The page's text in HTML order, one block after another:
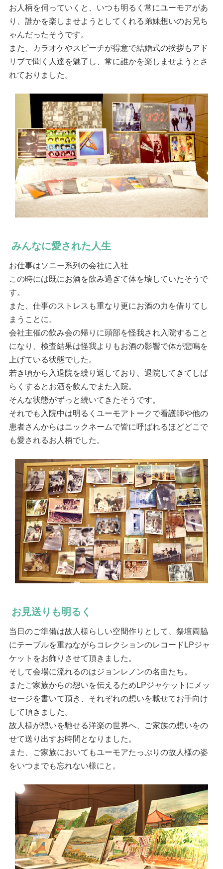
お人柄を伺っていくと、いつも明るく常にユーモアがあ
り、誰かを楽しませようとしてくれる弟妹想いのお兄ち
ゃんだったそうです。
また、カラオケやスピーチが得意で結婚式の挨拶もアド
リブで聞く人達を魅了し、常に誰かを楽しませようとさ
れておりました。
みんなに愛された人生
お仕事はソニー系列の会社に入社
この時には既にお酒を飲み過ぎて体を壊していたそうで
す。
また、仕事のストレスも重なり更にお酒の力を借りてし
まうことに。
会社主催の飲み会の帰りに頭部を怪我され入院すること
になり、検査結果は怪我よりもお酒の影響で体が悲鳴を
上げている状態でした。
若き頃から入退院を繰り返しており、退院してきてしば
らくするとお酒を飲んでまた入院。
そんな状態がずっと続いてきたそうです。
それでも入院中は明るくユーモアトークで看護師や他の
患者さんからはニックネームで皆に呼ばれるほどどこで
も愛されるお人柄でした。
お見送りも明るく
当日のご準備は故人様らしい空間作りとして、祭壇両脇
にテーブルを重ねながらコレクションのレコードLPジャ
ケットをお飾りさせて頂きました。
そして会場に流れるのはジョンレノンの名曲たち。
またご家族からの想いを伝えるためLPジャケットにメッ
セージを書いて頂き、それぞれの想いを載せてお手向け
して頂きました。
故人様が想いを馳せる洋楽の世界へ、ご家族の想いをの
せて送り出すお時間となりました。
また、ご家族においてもユーモアたっぷりの故人様の姿
をいつまでも忘れない様にと。